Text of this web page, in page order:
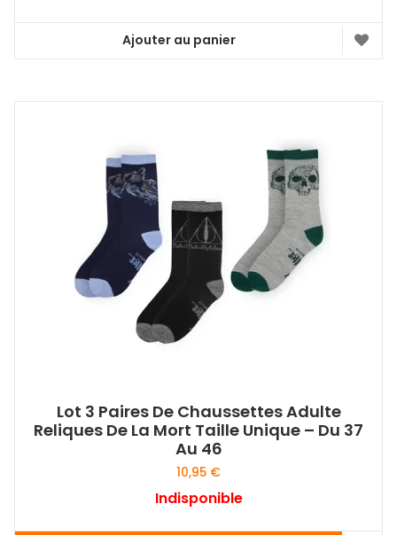
Ajouter au panier
Lot 3 Paires De Chaussettes Adulte
Reliques De La Mort Taille Unique – Du 37
Au 46
10,95 €
Indisponible